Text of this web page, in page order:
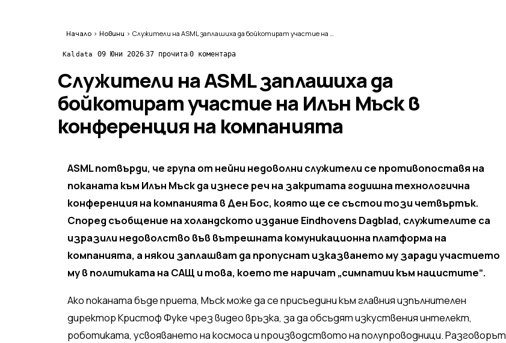
Начало › Новини › Служители на ASML заплашиха да бойкотират участие на Илън Мъск в конференция на компанията
Kaldata 09 Юни 2026·37 прочита·0 коментара
Служители на ASML заплашиха да
бойкотират участие на Илън Мъск в
конференция на компанията
ASML потвърди, че група от нейни недоволни служители се противопоставя на
поканата към Илън Мъск да изнесе реч на закритата годишна технологична
конференция на компанията в Ден Бос, която ще се състои този четвъртък.
Според съобщение на холандското издание Eindhovens Dagblad, служителите са
изразили недоволство във вътрешната комуникационна платформа на
компанията, а някои заплашват да пропуснат изказването му заради участието
му в политиката на САЩ и това, което те наричат „симпатии към нацистите“.
Ако поканата бъде приета, Мъск може да се присъедини към главния изпълнителен
директор Кристоф Фуке чрез видео връзка, за да обсъдят изкуствения интелект,
роботиката, усвояването на космоса и производството на полупроводници. Разговорът